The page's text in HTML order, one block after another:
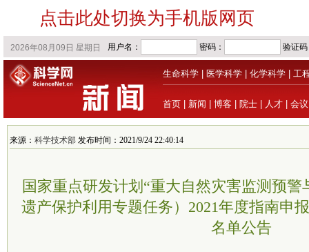
点击此处切换为手机版网页
生命科学 医学科学 化学科学 工
首页 新闻 博客 院士 人才 会议
来源： 科学技术部 发布时间：2021/9/24 22:40:14
国家重点研发计划“重大自然灾害监测预
遗产保护利用专题任务）2021年度指南申
名单公告